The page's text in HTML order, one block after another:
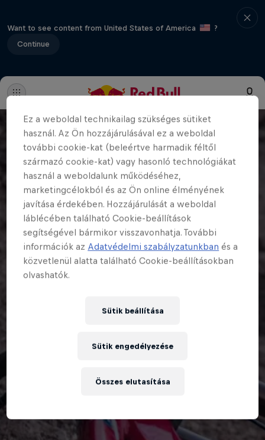
Want to see content from United States of America
?
Continue
Ez a weboldal technikailag szükséges sütiket
használ. Az Ön hozzájárulásával ez a weboldal
további cookie-kat (beleértve harmadik féltől
származó cookie-kat) vagy hasonló technológiákat
használ a weboldalunk működéséhez,
marketingcélokból és az Ön online élményének
javítása érdekében. Hozzájárulását a weboldal
láblécében található Cookie-beállítások
segítségével bármikor visszavonhatja. További
információk az Adatvédelmi szabályzatunkban és a
közvetlenül alatta található Cookie-beállításokban
olvashatók.
Sütik beállítása
Összes elutasítása
Sütik engedélyezése